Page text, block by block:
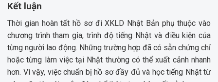
Kết luận
Thời gian hoàn tất hồ sơ đi XKLD Nhật Bản phụ thuộc vào
chương trình tham gia, trình độ tiếng Nhật và điều kiện của
từng người lao động. Những trường hợp đã có sẵn chứng chỉ
hoặc từng làm việc tại Nhật thường có thể xuất cảnh nhanh
hơn. Vì vậy, việc chuẩn bị hồ sơ đầy đủ và học tiếng Nhật từ